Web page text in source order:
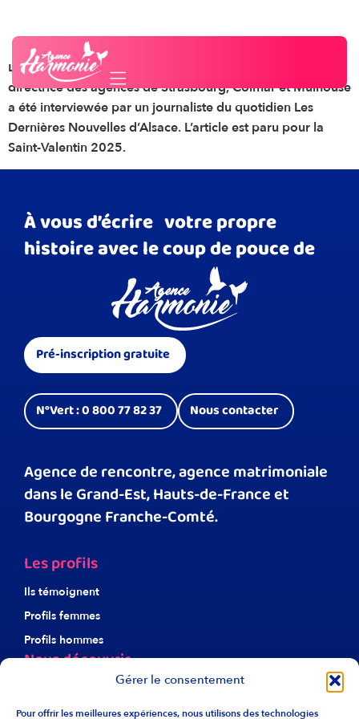
Gérer le consentement
Pour offrir les meilleures expériences, nous utilisons des technologies
Article dans les DNA
La dynamique franchisée d’Alsace, Madame ELFENNE,
directrice des agences de Strasbourg, Colmar et Mulhouse
a été interviewée par un journaliste du quotidien Les
Dernières Nouvelles d’Alsace. L’article est paru pour la
Saint-Valentin 2025.
À vous d’écrire votre propre
histoire avec le coup de pouce de
Pré-inscription gratuite
N°Vert : 0 800 77 82 37 Nous contacter
Agence de rencontre, agence matrimoniale
dans le Grand-Est, Hauts-de-France et
Bourgogne Franche-Comté.
Les profils
Ils témoignent
Profils femmes
Profils hommes
Nous découvrir
À propos d’Harmonie
Notre éthique